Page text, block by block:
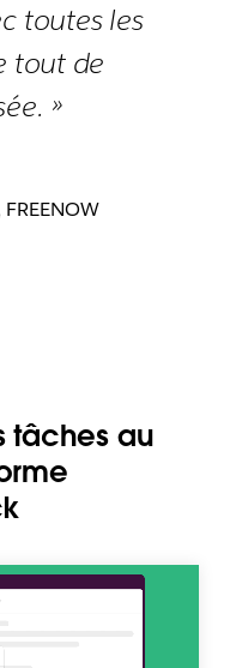
toutes les
tout de
»
tâches au